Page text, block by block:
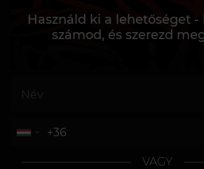
Használd ki a lehetőséget
számod, és szerezd
VAGY